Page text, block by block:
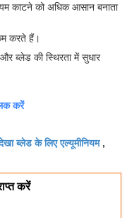
काटने को अधिक आसान बनाता
करते हैं।
ब्लेड की स्थिरता में सुधार
करें
ब्लेड के लिए एल्यूमीनियम,
करें